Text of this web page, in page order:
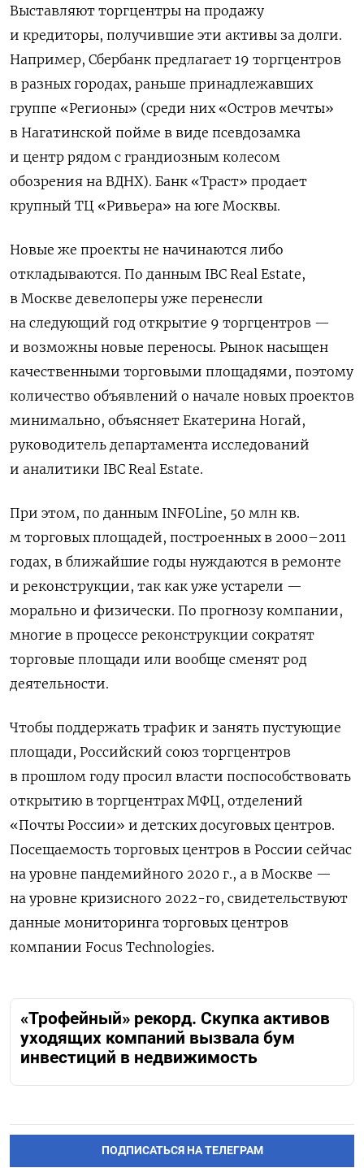
Выставляют торгцентры на продажу
и кредиторы, получившие эти активы за долги.
Например, Сбербанк предлагает 19 торгцентров
в разных городах, раньше принадлежавших
группе «Регионы» (среди них «Остров мечты»
в Нагатинской пойме в виде псевдозамка
и центр рядом с грандиозным колесом
обозрения на ВДНХ). Банк «Траст» продает
крупный ТЦ «Ривьера» на юге Москвы.
Новые же проекты не начинаются либо
откладываются. По данным IBC Real Estate,
в Москве девелоперы уже перенесли
на следующий год открытие 9 торгцентров —
и возможны новые переносы. Рынок насыщен
качественными торговыми площадями, поэтому
количество объявлений о начале новых проектов
минимально, объясняет Екатерина Ногай,
руководитель департамента исследований
и аналитики IBC Real Estate.
При этом, по данным INFOLine, 50 млн кв.
м торговых площадей, построенных в 2000–2011
годах, в ближайшие годы нуждаются в ремонте
и реконструкции, так как уже устарели —
морально и физически. По прогнозу компании,
многие в процессе реконструкции сократят
торговые площади или вообще сменят род
деятельности.
Чтобы поддержать трафик и занять пустующие
площади, Российский союз торгцентров
в прошлом году просил власти поспособствовать
открытию в торгцентрах МФЦ, отделений
«Почты России» и детских досуговых центров.
Посещаемость торговых центров в России сейчас
на уровне пандемийного 2020 г., а в Москве —
на уровне кризисного 2022-го, свидетельствуют
данные мониторинга торговых центров
компании Focus Technologies.
«Трофейный» рекорд. Скупка активов
уходящих компаний вызвала бум
инвестиций в недвижимость
ПОДПИСАТЬСЯ НА ТЕЛЕГРАМ